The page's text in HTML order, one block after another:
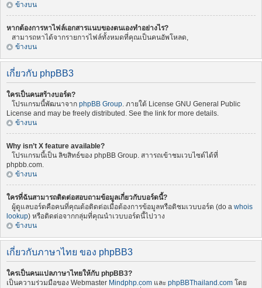
ข้างบน
หากต้องการหาไฟล์เอกสารแนบของตนเองทำอย่างไร?
สามารถหาได้จากรายการไฟล์ทั้งหมดที่คุณเป็นคนอัพโหลด,
ข้างบน
เกี่ยวกับ phpBB3
ใครเป็นคนสร้างบอร์ด?
โปรแกรมนี้พัฒนาจาก phpBB Group. ภายใต้ License GNU General Public
License and may be freely distributed. See the link for more details.
ข้างบน
Why isn’t X feature available?
โปรแกรมนี้เป็น ลิขสิทธ์ของ phpBB Group. สาารถเข้าชมเวบไซต์ได้ที่
phpbb.com.
ข้างบน
ใครที่ฉันสามารถติดต่อสอบถามข้อมูลเกี่ยวกับบอร์ดนี้?
ผู้ดูแลบอร์ดคือคนที่คุณต้อติดต่อเมื่อต้องการข้อมูลหรือติชมเวบบอร์ด (do a whois
lookup) หรือติดต่อจากกลุ่มที่คุณนำเวบบอร์ดนี้ไปวาง
ข้างบน
เกี่ยวกับภาษาไทย ของ phpBB3
ใครเป็นคนแปลภาษาไทยให้กับ phpBB3?
เป็นความร่วมมือของ Webmaster Mindphp.com และ phpBBThailand.com โดย